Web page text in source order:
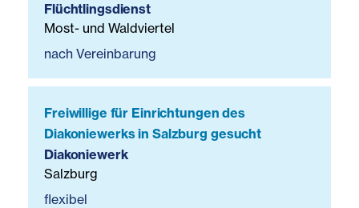
Flüchtlingsdienst
Most- und Waldviertel
nach Vereinbarung
Freiwillige für Einrichtungen des
Diakoniewerks in Salzburg gesucht
Diakoniewerk
Salzburg
flexibel